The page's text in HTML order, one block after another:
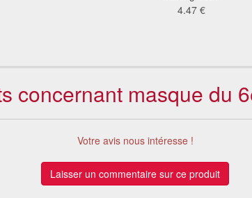
4.47 €
concernant masque du
Votre avis nous intéresse !
Laisser un commentaire sur ce produit